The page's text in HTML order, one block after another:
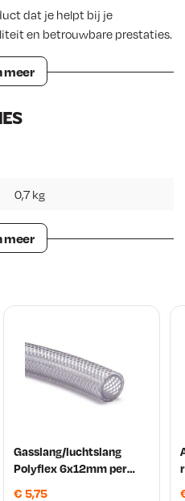
dat je helpt bij je
en betrouwbare prestaties.
meer
0,7 kg
meer
Gasslang/luchtslang
Polyflex 6x12mm per
€ 5,75